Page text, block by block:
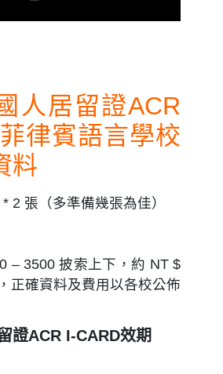
人居留證ACR
律賓語言學校
料
2 張（多準備幾張為佳）
– 3500 披索上下，約 NT $
正確資料及費用以各校公佈
證ACR I-CARD效期